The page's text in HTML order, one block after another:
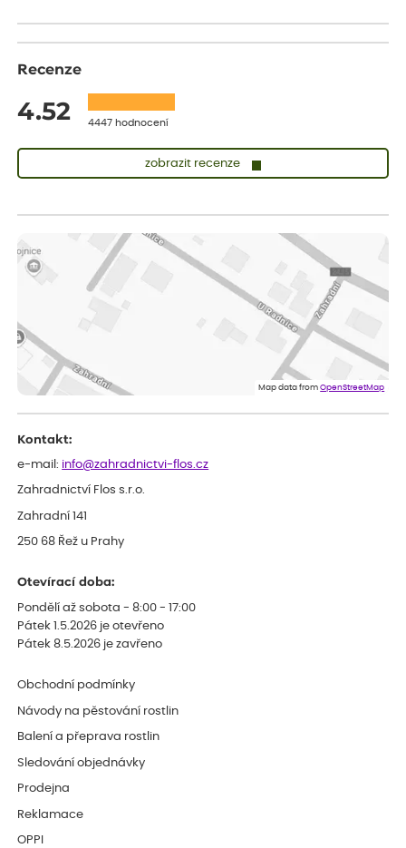
Recenze
4.52 4447 hodnocení
zobrazit recenze
vše v naprostém pořádku
ověřený nákup dnes
Jana
Flos je nejlepší &#129321;
Map data fromOpenStreetMap
Kontakt:
e-mail: info@zahradnictvi-flos.cz
Zahradnictví Flos s.r.o.
Zahradní 141
250 68 Řež u Prahy
Otevírací doba:
Pondělí až sobota - 8:00 - 17:00
Pátek 1.5.2026 je otevřeno
Pátek 8.5.2026 je zavřeno
Obchodní podmínky
Návody na pěstování rostlin
Balení a přeprava rostlin
Sledování objednávky
Prodejna
Reklamace
OPPI